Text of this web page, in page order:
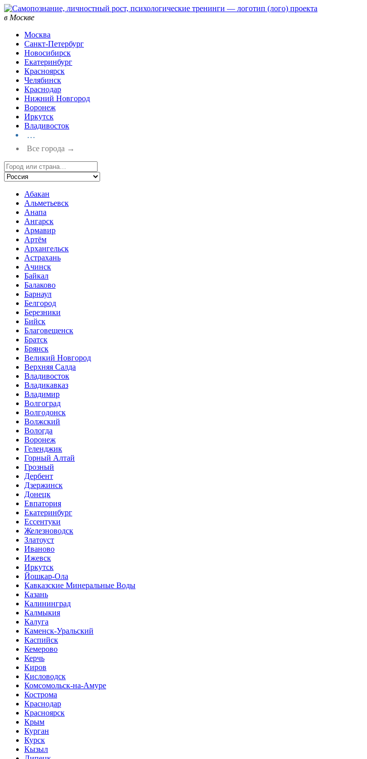
в Москве
Москва
Санкт-Петербург
Новосибирск
Екатеринбург
Красноярск
Челябинск
Краснодар
Нижний Новгород
Воронеж
Иркутск
Владивосток
…
Все города →
Абакан
Альметьевск
Анапа
Ангарск
Армавир
Артём
Архангельск
Астрахань
Ачинск
Байкал
Балаково
Барнаул
Белгород
Березники
Бийск
Благовещенск
Братск
Брянск
Великий Новгород
Верхняя Салда
Владивосток
Владикавказ
Владимир
Волгоград
Волгодонск
Волжский
Вологда
Воронеж
Геленджик
Горный Алтай
Грозный
Дербент
Дзержинск
Донецк
Евпатория
Екатеринбург
Ессентуки
Железноводск
Златоуст
Иваново
Ижевск
Иркутск
Йошкар-Ола
Кавказские Минеральные Воды
Казань
Калининград
Калмыкия
Калуга
Каменск-Уральский
Каспийск
Кемерово
Керчь
Киров
Кисловодск
Комсомольск-на-Амуре
Кострома
Краснодар
Красноярск
Крым
Курган
Курск
Кызыл